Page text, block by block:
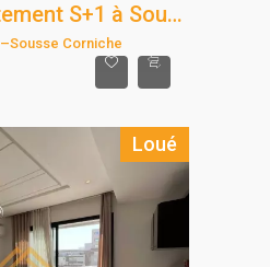
A louer appartement S+1 à Sousse corniche
–Sousse Corniche
Loué